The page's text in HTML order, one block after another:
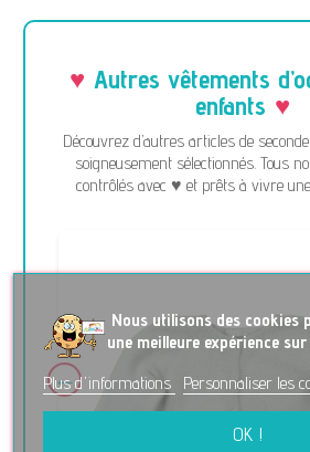
Autres vêtements
enfants
Découvrez d’autres articles de
soigneusement sélectionnés. Tous
contrôlés avec ♥ et prêts à vivre
Nous utilisons des cookies
une meilleure expérience
Plus d'informations
Personnaliser les
OK !